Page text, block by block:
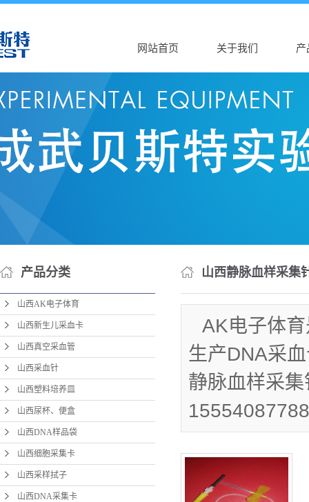
网站首页 关于我们
公司介绍
AK（中国）
产
山西
山
山
山西
山西
山西
山西
山
产品分类
山西AK电子体育
山西新生儿采血卡
山西真空采血管
山西采血针
山西塑料培养皿
山西尿杯、便盒
山西DNA样品袋
山西细胞采集卡
山西采样拭子
山西DNA采集卡
山西静脉血样采集
AK电子体
生产DNA采
静脉血样采
15554087788